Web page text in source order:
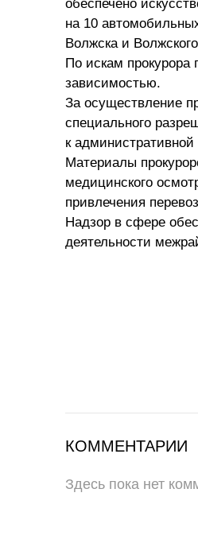
обеспечено
на 10
Волжска и
По искам прокурора
зависимостью.
За осуществление
специального
к
Материалы
медицинского
привлечения
Надзор в сфере
деятельности
КОММЕНТАРИИ
Здесь пока нет